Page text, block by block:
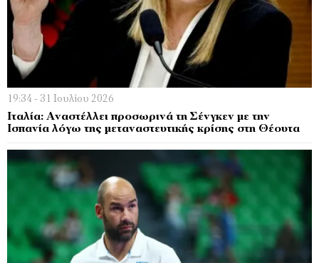
19:34 - 31 Ιουλίου 2026
Ιταλία: Αναστέλλει προσωρινά τη Σένγκεν με την
Ισπανία λόγω της μεταναστευτικής κρίσης στη Θέουτα